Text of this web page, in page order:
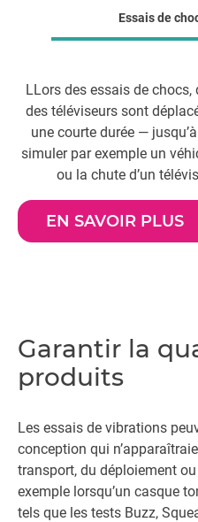
Essais de
LLors des essais de
des téléviseurs sont
une courte durée —
simuler par exemple un
ou la chute d’un
EN SAVOIR PLUS
Garantir la
produits
Les essais de vibrations
conception qui
transport, du déploiement
exemple lorsqu’un casque
tels que les tests Buzz,